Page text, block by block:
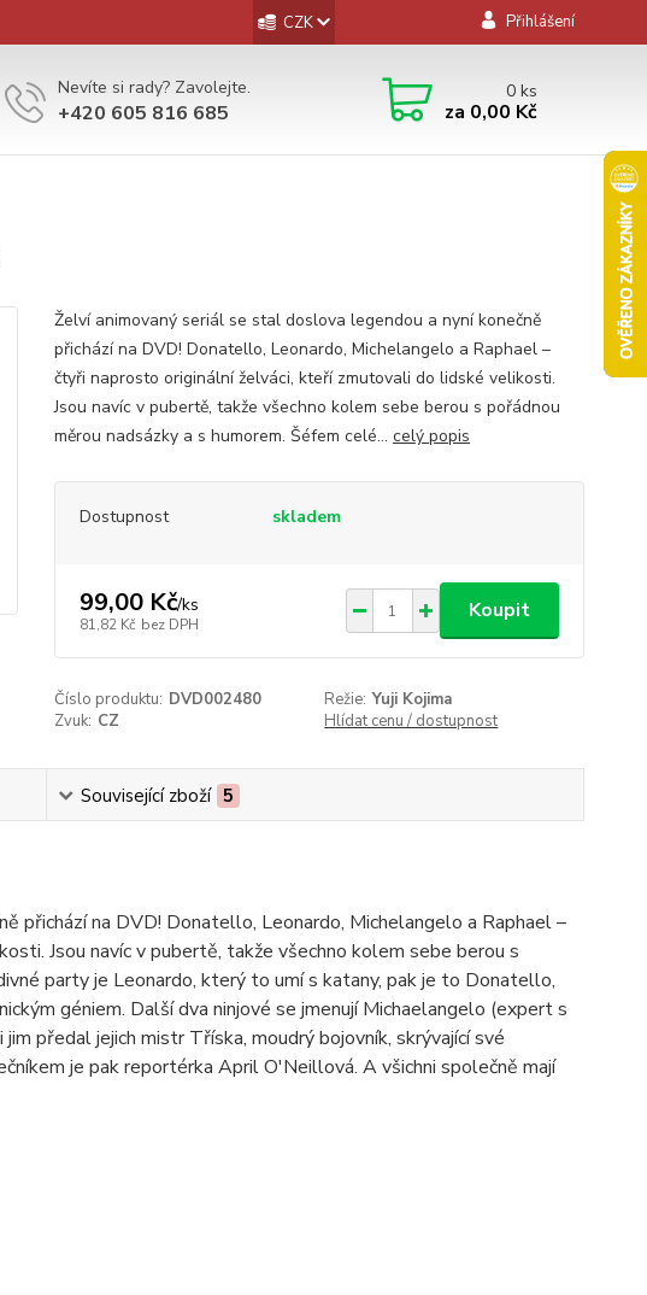
CZK Přihlášení
Nevíte si rady? Zavolejte.
+420 605 816 685
0ks
za 0,00 Kč
Želví animovaný seriál se stal doslova legendou a nyní konečně
přichází na DVD! Donatello, Leonardo, Michelangelo a Raphael –
čtyři naprosto originální želváci, kteří zmutovali do lidské velikosti.
Jsou navíc v pubertě, takže všechno kolem sebe berou s pořádnou
měrou nadsázky a s humorem. Šéfem celé... celý popis
Dostupnost skladem
99,00 Kč/ks
81,82 Kč bez DPH
Koupit
Číslo produktu: DVD002480 Režie: Yuji Kojima
Zvuk: CZ Hlídat cenu / dostupnost
Související zboží 5
přichází na DVD! Donatello, Leonardo, Michelangelo a Raphael –
Jsou navíc v pubertě, takže všechno kolem sebe berou s
party je Leonardo, který to umí s katany, pak je to Donatello,
géniem. Další dva ninjové se jmenují Michaelangelo (expert s
předal jejich mistr Tříska, moudrý bojovník, skrývající své
je pak reportérka April O'Neillová. A všichni společně mají